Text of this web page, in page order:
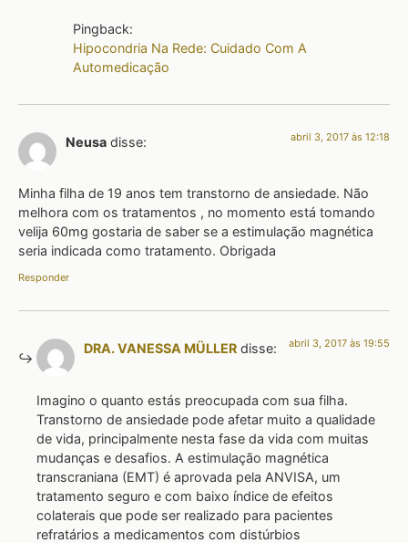
Pingback:
Hipocondria Na Rede: Cuidado Com A
Automedicação
Neusa disse: abril 3, 2017 às 12:18
Minha filha de 19 anos tem transtorno de ansiedade. Não
melhora com os tratamentos , no momento está tomando
velija 60mg gostaria de saber se a estimulação magnética
seria indicada como tratamento. Obrigada
Responder
DRA. VANESSA MÜLLER disse: abril 3, 2017 às 19:55
Imagino o quanto estás preocupada com sua filha.
Transtorno de ansiedade pode afetar muito a qualidade
de vida, principalmente nesta fase da vida com muitas
mudanças e desafios. A estimulação magnética
transcraniana (EMT) é aprovada pela ANVISA, um
tratamento seguro e com baixo índice de efeitos
colaterais que pode ser realizado para pacientes
refratários a medicamentos com distúrbios